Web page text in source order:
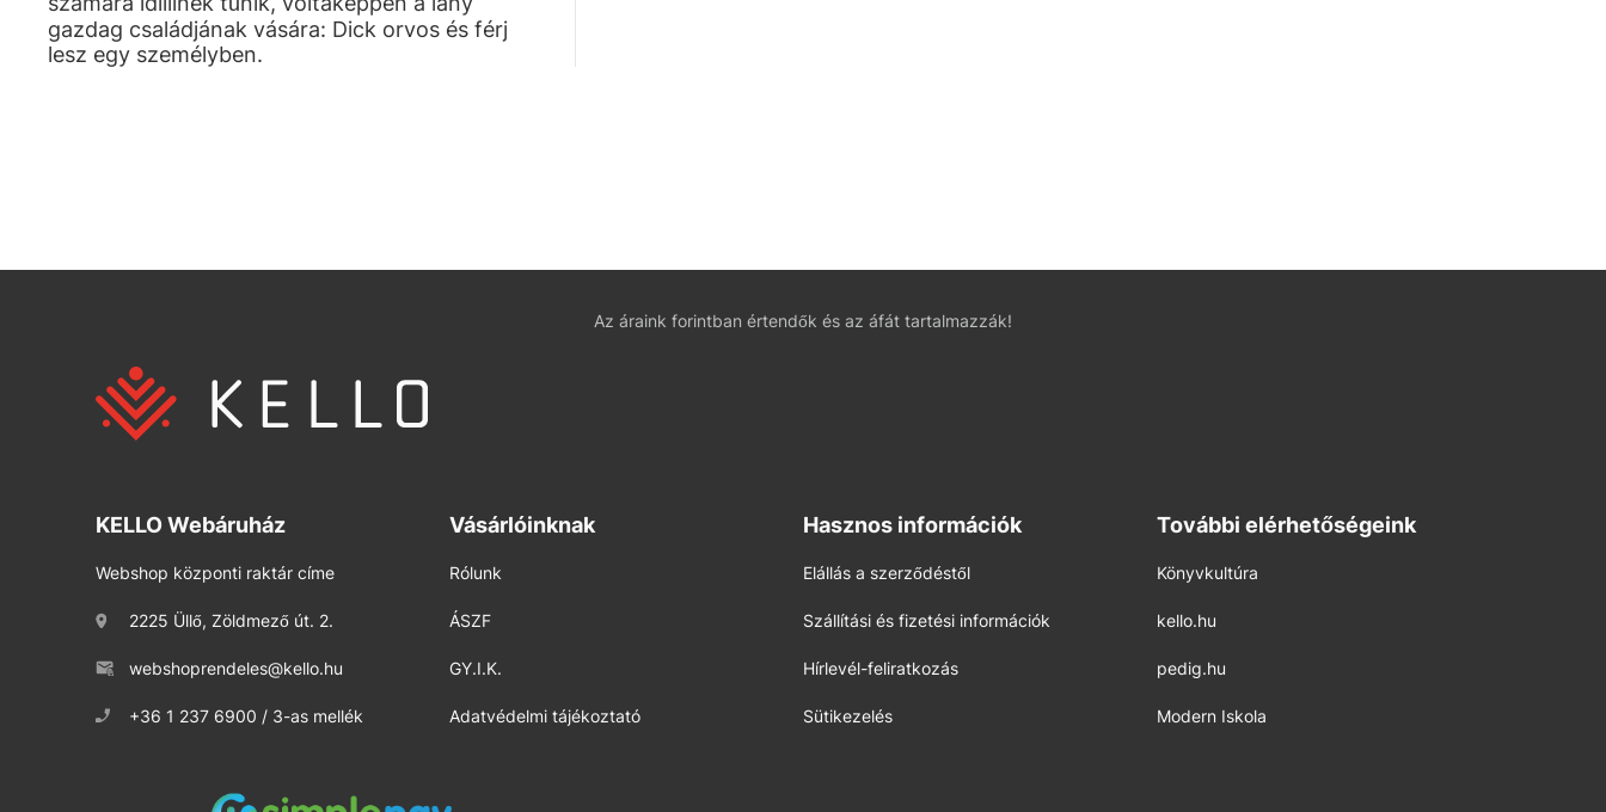
gazdag családjának vására: Dick orvos és férj
lesz egy személyben.
Az áraink forintban értendők és az áfát tartalmazzák!
KELLO Webáruház
Webshop központi raktár címe
2225 Üllő, Zöldmező út. 2.
webshoprendeles@kello.hu
+36 1 237 6900 / 3-as mellék
Vásárlóinknak
Rólunk
ÁSZF
GY.I.K.
Adatvédelmi tájékoztató
Hasznos információk
Elállás a szerződéstől
Szállítási és fizetési információk
Hírlevél-feliratkozás
Sütikezelés
További elérhetőségeink
Könyvkultúra
kello.hu
pedig.hu
Modern Iskola